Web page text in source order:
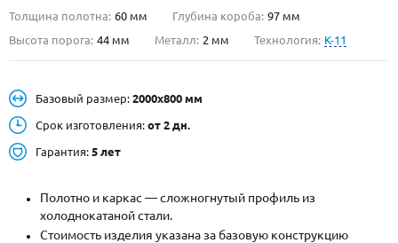
Металлические двери от производителя с доставкой и установкой в
Москве и МО
НАЙТИ:
+7 (495) 411-44-41
INFO@META-M.RU
Толщина полотна: 60 мм Глубина короба: 97 мм
Высота порога: 44 мм Металл: 2 мм Технология: K-11
Базовый размер: 2000х800 мм
Срок изготовления: от 2 дн.
Гарантия: 5 лет
Полотно и каркас — сложногнутый профиль из
холоднокатаной стали.
Стоимость изделия указана за базовую конструкцию